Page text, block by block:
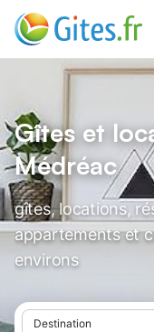
Gîtes et
Médréac
gîtes, locations,
appartements et
environs
Destination